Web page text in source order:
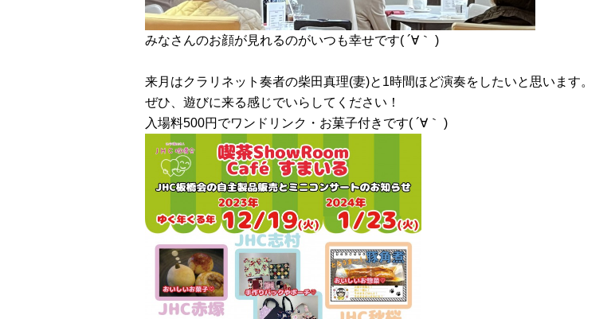
みなさんのお顔が見れるのがいつも幸せです( ´∀｀ )
来月はクラリネット奏者の柴田真理(妻)と1時間ほど演奏をしたいと思います。
ぜひ、遊びに来る感じでいらしてください！
入場料500円でワンドリンク・お菓子付きです( ´∀｀ )